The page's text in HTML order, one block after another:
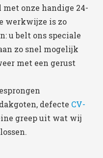
met onze handige 24-
werkwijze is zo
u belt ons speciale
zo snel mogelijk
met een gerust
defecte CV-
greep uit wat wij